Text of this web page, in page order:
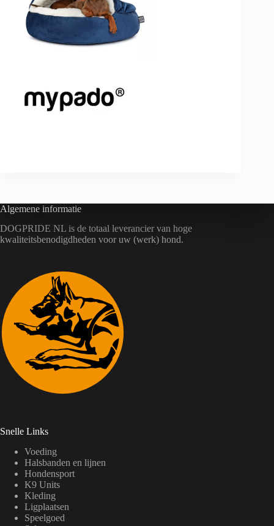
Algemene informatie
DOGPRIDE NL is de totaal leverancier van hoge
kwaliteitsbenodigdheden voor uw (werk) hond.
Snelle Links
Voeding
Halsbanden en lijnen
Hondensport
K9 Units
Kleding
Ligplaatsen
Speelgoed